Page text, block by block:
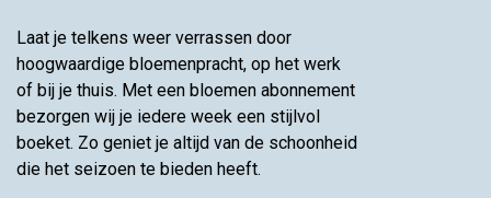
Laat je telkens weer verrassen door
hoogwaardige bloemenpracht, op het werk
of bij je thuis. Met een bloemen abonnement
bezorgen wij je iedere week een stijlvol
boeket. Zo geniet je altijd van de schoonheid
die het seizoen te bieden heeft.